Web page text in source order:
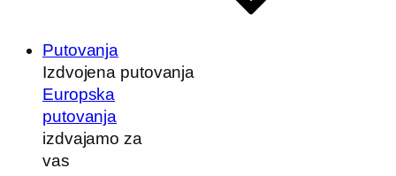
Putovanja
Izdvojena putovanja
Europska
putovanja
izdvajamo za
vas